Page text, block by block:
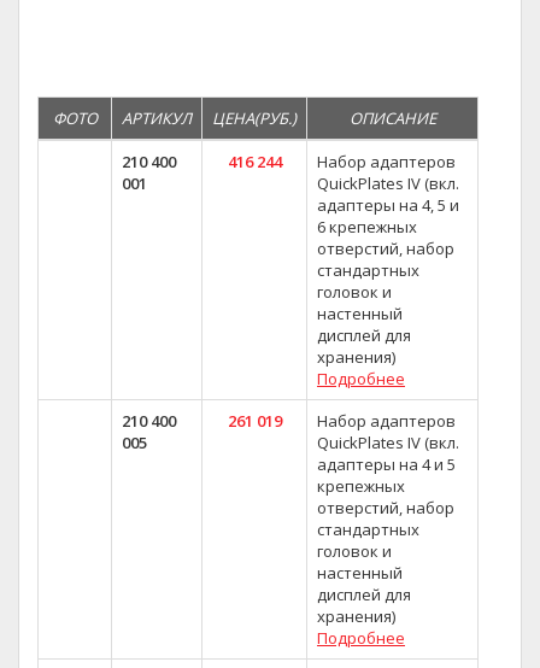
ФОТО АРТИКУЛ ЦЕНА(РУБ.)
ОПИСАНИЕ
210 400
001
416 244
Набор адаптеров
QuickPlates IV (вкл.
адаптеры на 4, 5 и
6 крепежных
отверстий, набор
стандартных
головок и
настенный
дисплей для
хранения)
Подробнее
210 400
005
261 019
Набор адаптеров
QuickPlates IV (вкл.
адаптеры на 4 и 5
крепежных
отверстий, набор
стандартных
головок и
настенный
дисплей для
хранения)
Подробнее